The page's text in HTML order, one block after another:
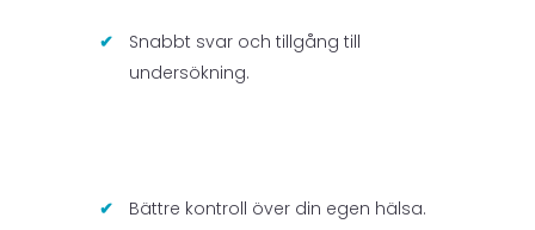
Snabbt svar och tillgång till
undersökning.
Bättre kontroll över din egen hälsa.